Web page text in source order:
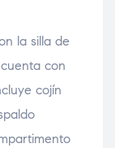
la silla de
con
cojín